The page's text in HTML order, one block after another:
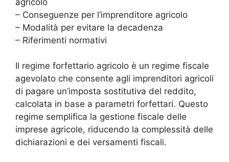
– Conseguenze per l’imprenditore agricolo
– Modalità per evitare la decadenza
– Riferimenti normativi
Il regime forfettario agricolo è un regime fiscale
agevolato che consente agli imprenditori agricoli
di pagare un’imposta sostitutiva del reddito,
calcolata in base a parametri forfettari. Questo
regime semplifica la gestione fiscale delle
imprese agricole, riducendo la complessità delle
dichiarazioni e dei versamenti fiscali.